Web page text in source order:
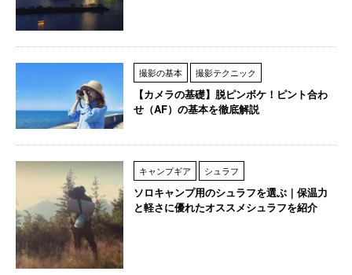
撮影の基本 撮影テクニック
【カメラの基礎】脱ピンボケ！ピント合わ
せ（AF）の基本を徹底解説
キャンプギア シュラフ
ソロキャンプ用のシュラフを選ぶ｜保温力
と軽さに優れたオススメシュラフを紹介